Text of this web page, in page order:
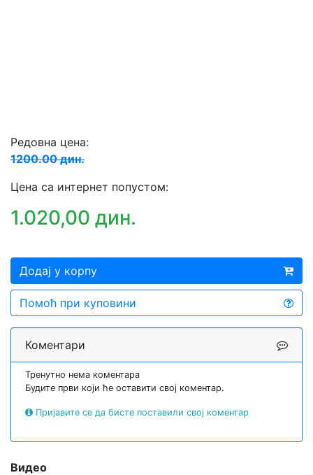
Редовна цена:
1200.00 дин.
Цена са интернет попустом:
1.020,00 дин.
Додај у корпу
Помоћ при куповини
Коментари
Тренутно нема коментара
Будите први који ће оставити свој коментар.
Пријавите се да бисте поставили свој коментар
Видео